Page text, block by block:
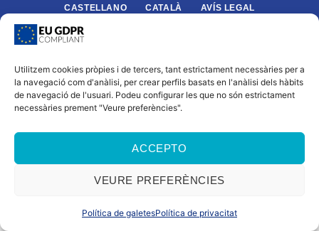
Utilitzem cookies pròpies i de tercers, tant estrictament necessàries per a
la navegació com d'anàlisi, per crear perfils basats en l'anàlisi dels hàbits
de navegació de l'usuari. Podeu configurar les que no són estrictament
necessàries prement "Veure preferències".
ACCEPTO
VEURE PREFERÈNCIES
Política de galetesPolítica de privacitat
CASTELLANO CATALÀ
AVÍS LEGAL
POLÍTICA DE GALETES (UE)